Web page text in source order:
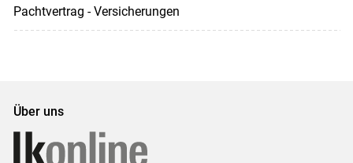
Pachtvertrag - Versicherungen
Über uns